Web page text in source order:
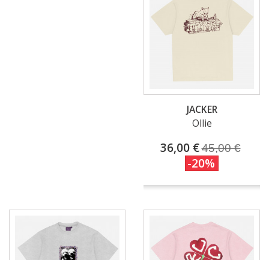
JACKER
Ollie
36,00 €45,00 €
-20%